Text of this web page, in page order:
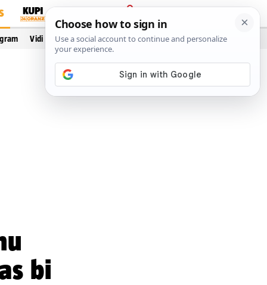
PRIJAVA
Vidi još…
bi